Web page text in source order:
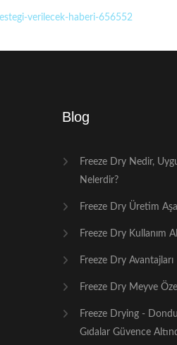
verilecek-haberi-656552
Blog
Freeze Dry Nedir,
Nelerdir?
Freeze Dry Üretim
Freeze Dry Kullanım
Freeze Dry Avantajları
Freeze Dry Meyve
Freeze Drying -
Gıdalar Güvence